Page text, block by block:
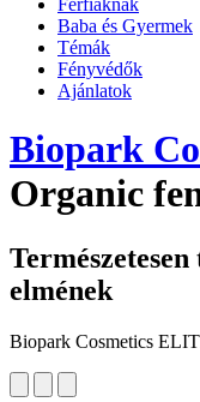
Férfiaknak
Baba és Gyermek
Témák
Fényvédők
Ajánlatok
Biopark
Organic
elmének
Biopark Cosmetics